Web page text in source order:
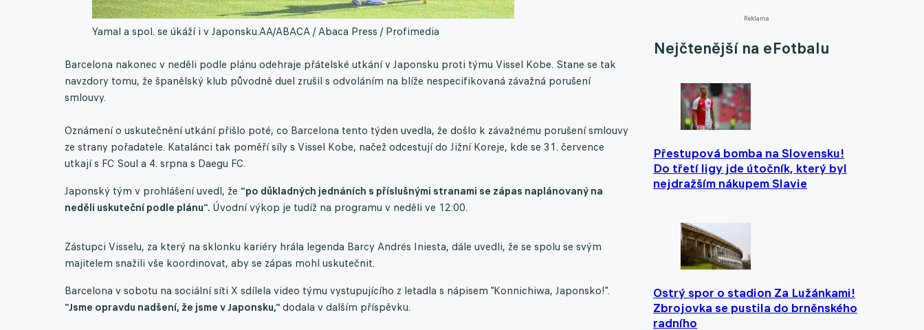
Reklama
Nejčtenější na eFotbalu
Přestupová bomba na Slovensku!
Do třetí ligy jde útočník, který byl
nejdražším nákupem Slavie
Ostrý spor o stadion Za Lužánkami!
Zbrojovka se pustila do brněnského
radního
Yamal a spol. se úkáží i v Japonsku.AA/ABACA / Abaca Press / Profimedia
Barcelona nakonec v neděli podle plánu odehraje přátelské utkání v Japonsku proti týmu Vissel Kobe. Stane se tak
navzdory tomu, že španělský klub původně duel zrušil s odvoláním na blíže nespecifikovaná závažná porušení
smlouvy.
Oznámení o uskutečnění utkání přišlo poté, co Barcelona tento týden uvedla, že došlo k závažnému porušení smlouvy
ze strany pořadatele. Katalánci tak poměří síly s Vissel Kobe, načež odcestují do Jižní Koreje, kde se 31. července
utkají s FC Soul a 4. srpna s Daegu FC.
Japonský tým v prohlášení uvedl, že "po důkladných jednáních s příslušnými stranami se zápas naplánovaný na
neděli uskuteční podle plánu". Úvodní výkop je tudíž na programu v neděli ve 12:00.
Zástupci Visselu, za který na sklonku kariéry hrála legenda Barcy Andrés Iniesta, dále uvedli, že se spolu se svým
majitelem snažili vše koordinovat, aby se zápas mohl uskutečnit.
Barcelona v sobotu na sociální síti X sdílela video týmu vystupujícího z letadla s nápisem "Konnichiwa, Japonsko!".
"Jsme opravdu nadšení, že jsme v Japonsku," dodala v dalším příspěvku.